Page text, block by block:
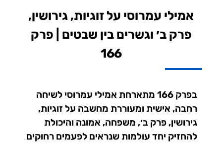
אמילי עמרוסי על זוגיות, גירושין,
פרק ב׳ וגשרים בין שבטים | פרק
166
בפרק 166 מתארחת אמילי עמרוסי לשיחה
רחבה, אישית ומעוררת מחשבה על זוגיות,
גירושין, פרק ב׳, משפחה, אמונה והיכולת
להחזיק יחד עולמות שנראים לפעמים רחוקים